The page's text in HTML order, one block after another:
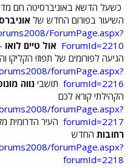
כשעל הדשא באוניברסיטה חם
השיעור בפורום החדש של
ForumPage.aspx?
ForumId=2210 אול טיים לואו
הגיעה לפורומים של תפוז! הקליקו
forumPage.aspx?
forumId=2216 תושבי נווה
הקהילתי קורא לכם
forumPage.aspx?
forumId=2217 העיר הדרומית
רחובות החדש
forumPage.aspx?
forumId=2218